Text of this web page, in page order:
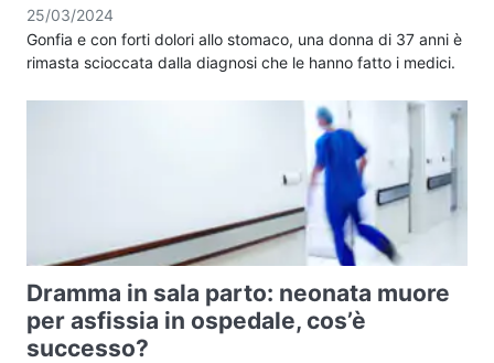
25/03/2024
Gonfia e con forti dolori allo stomaco, una donna di 37 anni è
rimasta scioccata dalla diagnosi che le hanno fatto i medici.
Dramma in sala parto: neonata muore
per asfissia in ospedale, cos’è
successo?